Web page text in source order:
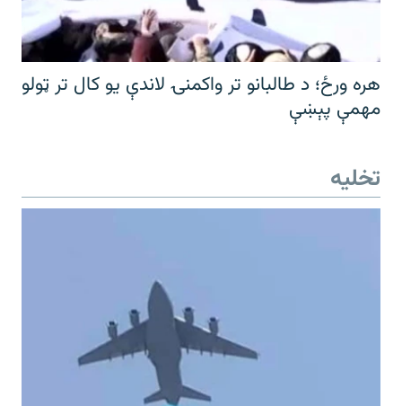
هره ورځ؛ د طالبانو تر واکمنۍ لاندې یو کال تر ټولو
مهمې پېښې
تخلیه